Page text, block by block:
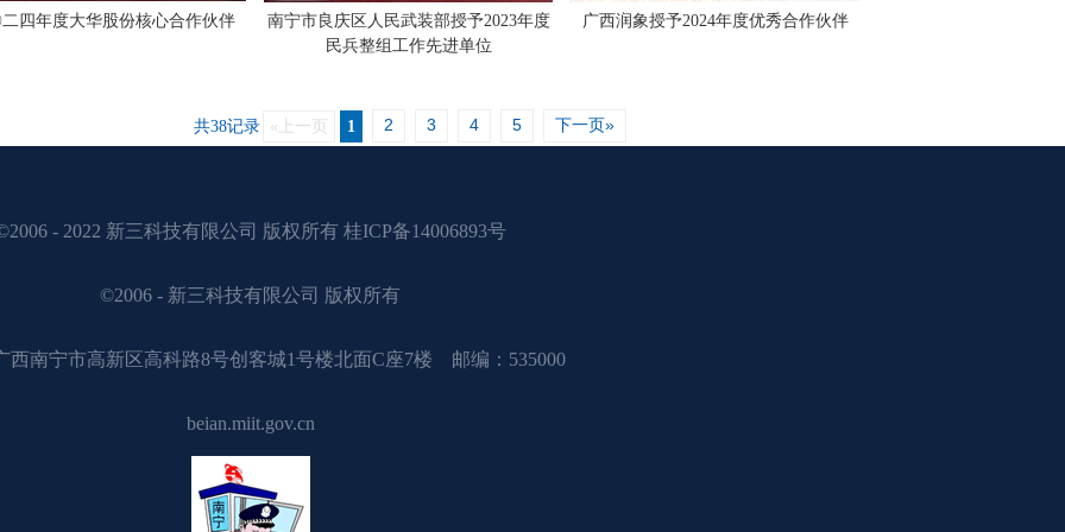
四年度大华股份核心合作伙伴
南宁市良庆区人民武装部授予2023年度
民兵整组工作先进单位
广西润象授予2024年度优秀合作伙伴
共38记录 «上一页 1 2 3 4 5 下一页»
- 2022 新三科技有限公司 版权所有 桂ICP备14006893号
©2006 - 新三科技有限公司 版权所有
西南宁市高新区高科路8号创客城1号楼北面C座7楼 邮编：535000
beian.miit.gov.cn